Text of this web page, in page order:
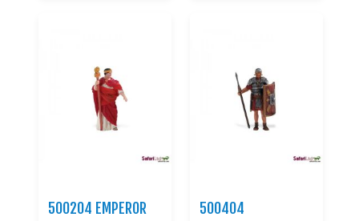
500204 EMPEROR
500404